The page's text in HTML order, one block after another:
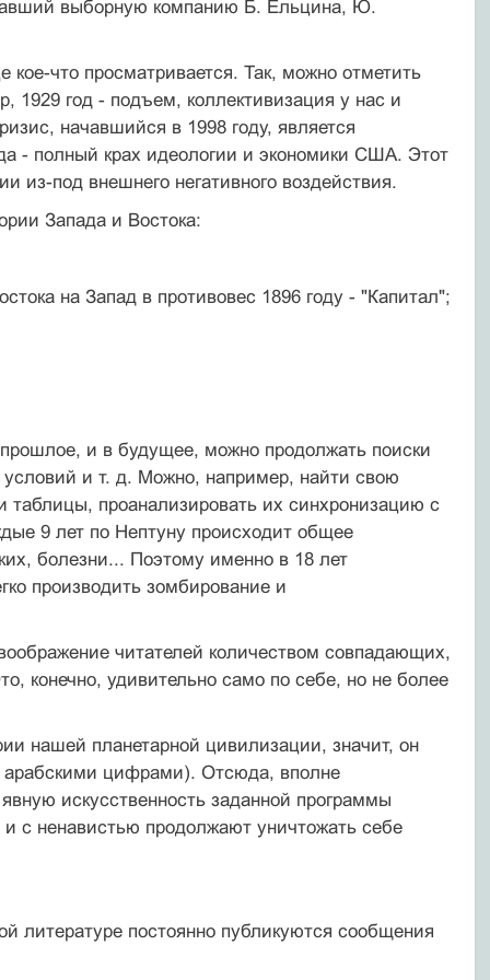
выборную компанию Б. Ельцина, Ю.
что просматривается. Так, можно отметить
1929 год - подъем, коллективизация у нас и
начавшийся в 1998 году, является
- полный крах идеологии и экономики США. Этот
из-под внешнего негативного воздействия.
Запада и Востока:
на Запад в противовес 1896 году - "Капитал";
и в будущее, можно продолжать поиски
условий и т. д. Можно, например, найти свою
таблицы, проанализировать их синхронизацию с
9 лет по Нептуну происходит общее
болезни... Поэтому именно в 18 лет
производить зомбирование и
читателей количеством совпадающих,
конечно, удивительно само по себе, но не более
нашей планетарной цивилизации, значит, он
арабскими цифрами). Отсюда, вполне
искусственность заданной программы
с ненавистью продолжают уничтожать себе
литературе постоянно публикуются сообщения